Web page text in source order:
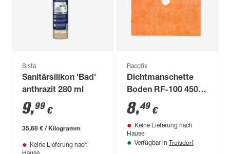
Sista
Sanitärsilikon 'Bad'
anthrazit 280 ml
9,99 €
35,68 € / Kilogramm
Keine Lieferung nach
Racofix
Dichtmanschette
Boden RF-100 450 x
450 mm
8,49 €
Keine Lieferung nach
Hause
Verfügbar in Troisdorf